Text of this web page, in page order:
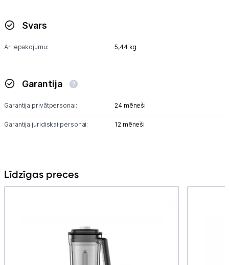
Svars
Ar iepakojumu: 5,44 kg
Garantija
Garantija privātpersonai: 24 mēneši
Garantija juridiskai personai: 12 mēneši
Līdzīgas preces